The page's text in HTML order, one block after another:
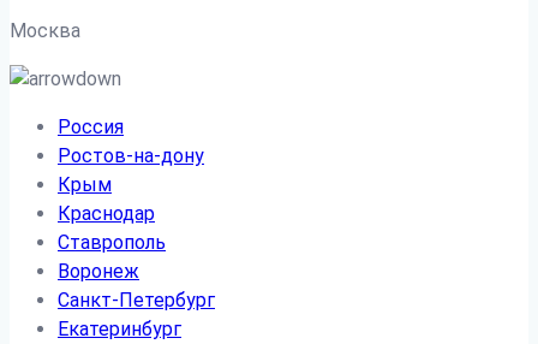
Москва
Россия
Ростов-на-дону
Крым
Краснодар
Ставрополь
Воронеж
Санкт-Петербург
Екатеринбург